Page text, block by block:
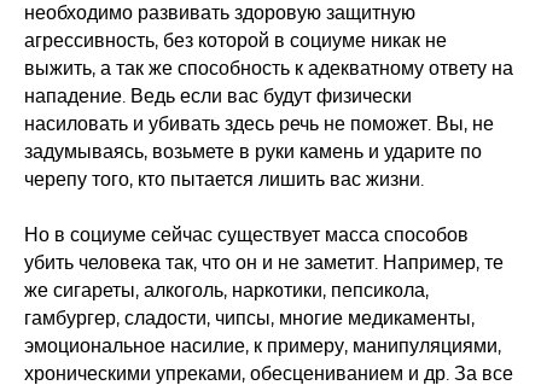
необходимо развивать здоровую защитную
агрессивность, без которой в социуме никак не
выжить, а так же способность к адекватному ответу на
нападение. Ведь если вас будут физически
насиловать и убивать здесь речь не поможет. Вы, не
задумываясь, возьмете в руки камень и ударите по
черепу того, кто пытается лишить вас жизни.
Но в социуме сейчас существует масса способов
убить человека так, что он и не заметит. Например, те
же сигареты, алкоголь, наркотики, пепсикола,
гамбургер, сладости, чипсы, многие медикаменты,
эмоциональное насилие, к примеру, манипуляциями,
хроническими упреками, обесцениванием и др. За все